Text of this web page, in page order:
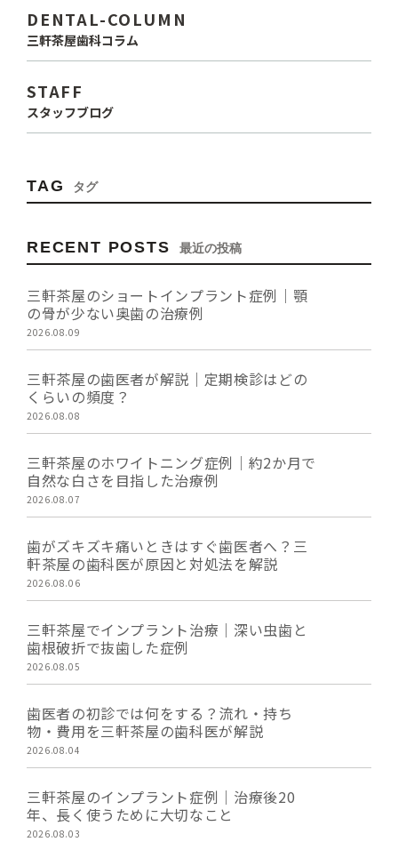
DENTAL-COLUMN
三軒茶屋歯科コラム
STAFF
スタッフブログ
TAG タグ
RECENT POSTS 最近の投稿
三軒茶屋のショートインプラント症例｜顎
の骨が少ない奥歯の治療例
2026.08.09
三軒茶屋の歯医者が解説｜定期検診はどの
くらいの頻度？
2026.08.08
三軒茶屋のホワイトニング症例｜約2か月で
自然な白さを目指した治療例
2026.08.07
歯がズキズキ痛いときはすぐ歯医者へ？三
軒茶屋の歯科医が原因と対処法を解説
2026.08.06
三軒茶屋でインプラント治療｜深い虫歯と
歯根破折で抜歯した症例
2026.08.05
歯医者の初診では何をする？流れ・持ち
物・費用を三軒茶屋の歯科医が解説
2026.08.04
三軒茶屋のインプラント症例｜治療後20
年、長く使うために大切なこと
2026.08.03